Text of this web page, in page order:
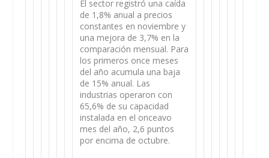
El sector registró una caída
de 1,8% anual a precios
constantes en noviembre y
una mejora de 3,7% en la
comparación mensual. Para
los primeros once meses
del año acumula una baja
de 15% anual. Las
industrias operaron con
65,6% de su capacidad
instalada en el onceavo
mes del año, 2,6 puntos
por encima de octubre.